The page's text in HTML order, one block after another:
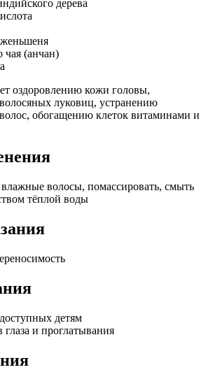
дерева
женьшеня
чая (анчан)
оздоровлению кожи головы,
луковиц, устранению
обогащению клеток витаминами и
волосы, помассировать, смыть
тёплой воды
детям
глаза и проглатывания